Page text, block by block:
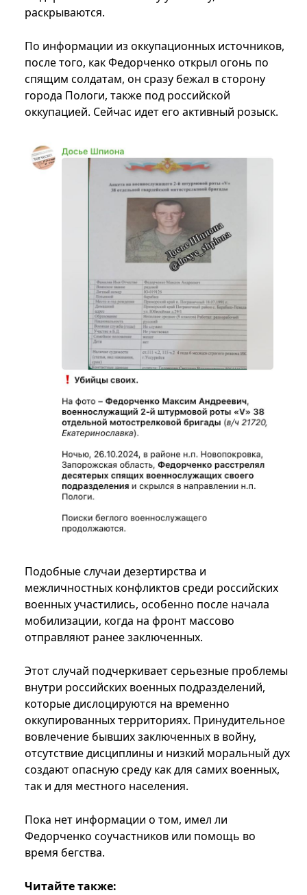
раскрываются.
По информации из оккупационных источников,
после того, как Федорченко открыл огонь по
спящим солдатам, он сразу бежал в сторону
города Пологи, также под российской
оккупацией. Сейчас идет его активный розыск.
Подобные случаи дезертирства и
межличностных конфликтов среди российских
военных участились, особенно после начала
мобилизации, когда на фронт массово
отправляют ранее заключенных.
Этот случай подчеркивает серьезные проблемы
внутри российских военных подразделений,
которые дислоцируются на временно
оккупированных территориях. Принудительное
вовлечение бывших заключенных в войну,
отсутствие дисциплины и низкий моральный дух
создают опасную среду как для самих военных,
так и для местного населения.
Пока нет информации о том, имел ли
Федорченко соучастников или помощь во
время бегства.
Читайте также: